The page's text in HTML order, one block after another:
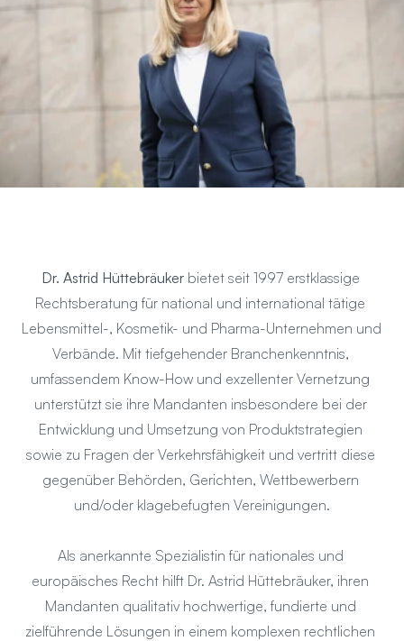
Dr. Astrid Hüttebräuker bietet seit 1997 erstklassige
Rechtsberatung für national und international tätige
Lebensmittel-, Kosmetik- und Pharma-Unternehmen und
Verbände. Mit tiefgehender Branchenkenntnis,
umfassendem Know-How und exzellenter Vernetzung
unterstützt sie ihre Mandanten insbesondere bei der
Entwicklung und Umsetzung von Produktstrategien
sowie zu Fragen der Verkehrsfähigkeit und vertritt diese
gegenüber Behörden, Gerichten, Wettbewerbern
und/oder klagebefugten Vereinigungen.
Als anerkannte Spezialistin für nationales und
europäisches Recht hilft Dr. Astrid Hüttebräuker, ihren
Mandanten qualitativ hochwertige, fundierte und
zielführende Lösungen in einem komplexen rechtlichen